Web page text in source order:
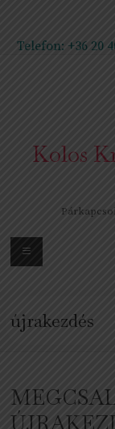
content
Telefon: +36 20
Kolos
Menu
újrakezdés